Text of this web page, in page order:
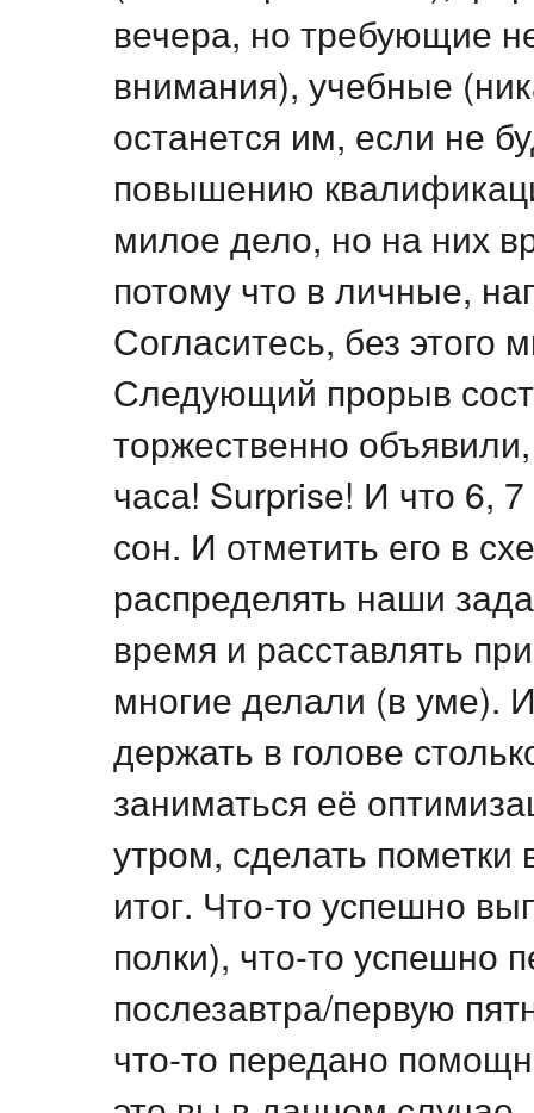
вечера, но требующие
внимания), учебные
останется им, если не
повышению
милое дело, но на них
потому что в личные,
Согласитесь, без этого
Следующий прорыв
торжественно
часа! Surprise! И что 6,
сон. И отметить его в
распределять наши
время и расставлять
многие делали (в уме).
держать в голове
заниматься её
утром, сделать пометки
итог. Что-то успешно
полки), что-то успешно
послезавтра/первую
что-то передано